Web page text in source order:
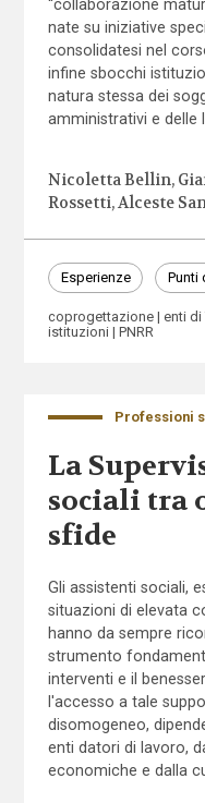
“collaborazione
nate su iniziative
consolidatesi nel
infine sbocchi
natura stessa dei
amministrativi e delle
Nicoletta Bellin
Rossetti Alceste
Esperienze Punti
coprogettazione enti di
istituzioni
PNRR
Professioni
La
sociali tra
sfide
Gli assistenti sociali,
situazioni di elevata
hanno da sempre
strumento
interventi e il
l'accesso a tale
disomogeneo,
enti datori di lavoro,
economiche e dalla